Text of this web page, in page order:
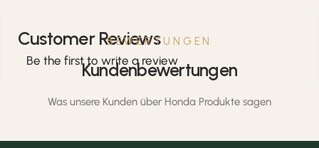
BEWERTUNGEN
Kundenbewertungen
Was unsere Kunden über Honda Produkte sagen
Customer Reviews
Be the first to write a review